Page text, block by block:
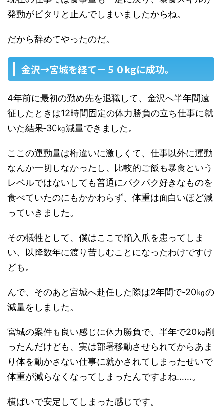
発動がピタリと止んでしまいましたからね。
だから辞めてやったのだ。
金沢→宮城を経て－５０kgに成功。
4年前に最初の勤め先を退職して、金沢へ半年間遠
征したときは12時間固定の体力勝負の立ち仕事に就
いた結果‐30㎏減量できました。
ここの運動量は桁違いに激しくて、仕事以外に運動
なんか一切しなかったし、比較的ご飯も暴食という
レベルではないしても普通にパクパク好きなものを
食べていたのにもかかわらず、体重は面白いほど減
っていきました。
その犠牲として、僕はここで陥入爪を患ってしま
い、以降数年に渡り苦しむことになったわけですけ
ども。
んで、そのあと宮城へ赴任した際は2年間で‐20㎏の
減量をしました。
宮城の案件も良い感じに体力勝負で、半年で20㎏削
ったんだけども、実は部署移動させられてからあま
り体を動かさない仕事に就かされてしまったせいで
体重が減らなくなってしまったんですよね……。
横ばいで安定してしまった感じです。